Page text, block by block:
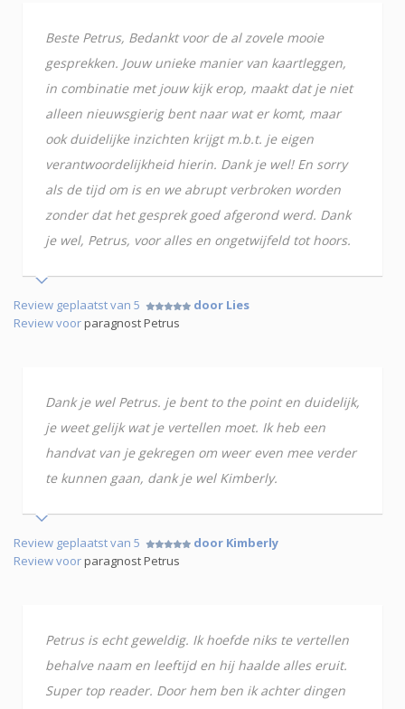
Beste Petrus, Bedankt voor de al zovele mooie
gesprekken. Jouw unieke manier van kaartleggen,
in combinatie met jouw kijk erop, maakt dat je niet
alleen nieuwsgierig bent naar wat er komt, maar
ook duidelijke inzichten krijgt m.b.t. je eigen
verantwoordelijkheid hierin. Dank je wel! En sorry
als de tijd om is en we abrupt verbroken worden
zonder dat het gesprek goed afgerond werd. Dank
je wel, Petrus, voor alles en ongetwijfeld tot hoors.
Review geplaatst van 5
door Lies
Review voorparagnost Petrus
Dank je wel Petrus. je bent to the point en duidelijk,
je weet gelijk wat je vertellen moet. Ik heb een
handvat van je gekregen om weer even mee verder
te kunnen gaan, dank je wel Kimberly.
Review geplaatst van 5
door Kimberly
Review voorparagnost Petrus
Petrus is echt geweldig. Ik hoefde niks te vertellen
behalve naam en leeftijd en hij haalde alles eruit.
Super top reader. Door hem ben ik achter dingen